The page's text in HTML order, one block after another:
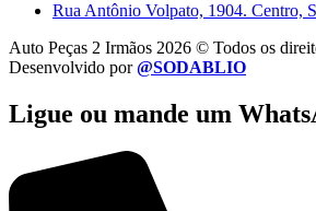
Rua Antônio Volpato, 1904. Centro,
Auto Peças 2 Irmãos 2026 © Todos os
Desenvolvido por@SODABLIO
Ligue ou mande um